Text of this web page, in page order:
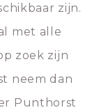
zijn.
met alle
zoek zijn
neem dan
Punthorst